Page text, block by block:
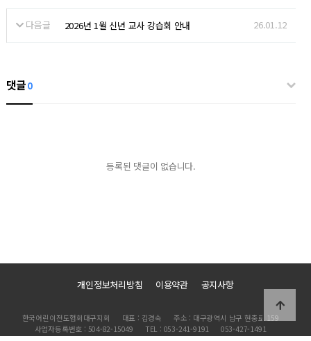
다음글 2026년 1월 신년 교사 강습회 안내 26.01.12
댓글0
등록된 댓글이 없습니다.
개인정보처리방침 이용약관 공지사항
한국어린이전도협회대구지회 대표 : 김경숙
주소 : 대구광역시 남구 현충로 159
사업자등록번호 : 504-82-15049
TEL : 053-241-9191
053-427-1491